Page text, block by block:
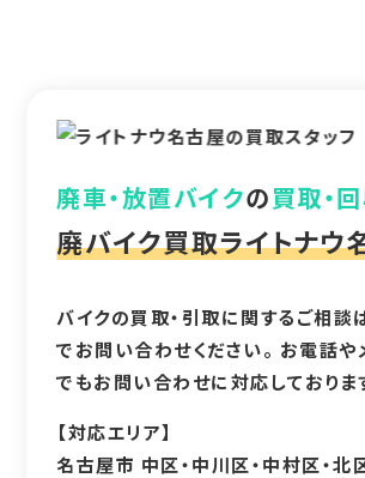
廃車・放置バイクの買取・
廃バイク買取ライトナウ
バイクの買取・引取に関するご相談
でお問い合わせください。 お電話や
でもお問い合わせに対応しておりま
【対応エリア】
名古屋市 中区・中川区・中村区・北